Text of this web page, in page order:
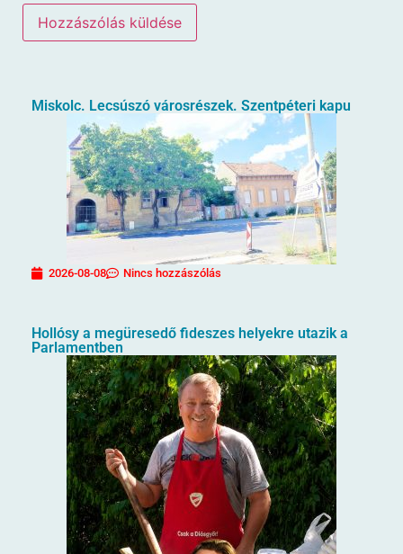
Miskolc. Lecsúszó városrészek. Szentpéteri kapu
2026-08-08 Nincs hozzászólás
Hollósy a megüresedő fideszes helyekre utazik a
Parlamentben